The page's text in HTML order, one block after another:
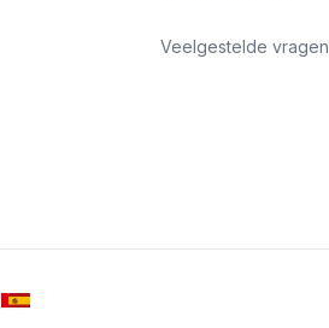
Veelgestelde vragen